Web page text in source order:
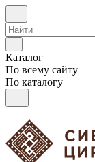
Каталог
По всему сайту
По каталогу